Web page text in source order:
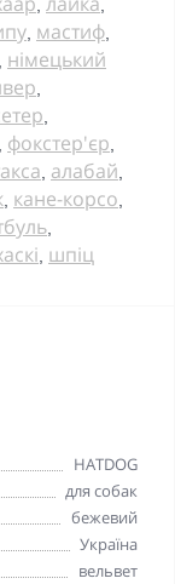
мастиф
німецький
фокстер'єр
алабай
кане-корсо
шпіц
HATDOG
для собак
бежевий
Україна
вельвет